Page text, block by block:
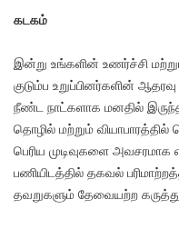
கடகம்
இன்று உங்களின் உணர்ச்சி
குடும்ப உறுப்பினர்களின்
நீண்ட நாட்களாக மனதில் இருந்த
தொழில் மற்றும்
பெரிய முடிவுகளை
பணியிடத்தில் தகவல்
தவறுகளும் தேவையற்ற